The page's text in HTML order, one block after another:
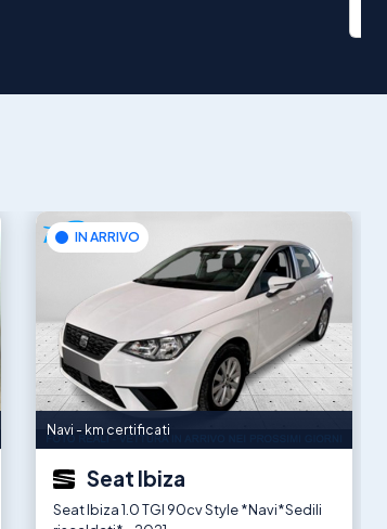
IN ARRIVO
Navi - km certificati
Seat Ibiza
Seat Ibiza 1.0 TGI 90cv Style *Navi*Sedili